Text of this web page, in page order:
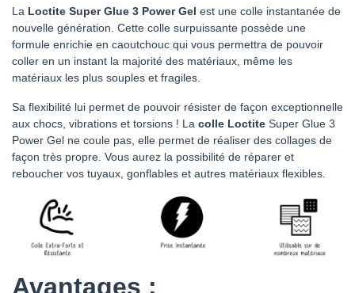
La Loctite Super Glue 3 Power Gel est une colle instantanée de
nouvelle génération. Cette colle surpuissante possède une
formule enrichie en caoutchouc qui vous permettra de pouvoir
coller en un instant la majorité des matériaux, même les
matériaux les plus souples et fragiles.
Sa flexibilité lui permet de pouvoir résister de façon exceptionnelle
aux chocs, vibrations et torsions ! La colle Loctite Super Glue 3
Power Gel ne coule pas, elle permet de réaliser des collages de
façon très propre. Vous aurez la possibilité de réparer et
reboucher vos tuyaux, gonflables et autres matériaux flexibles.
Avantages :